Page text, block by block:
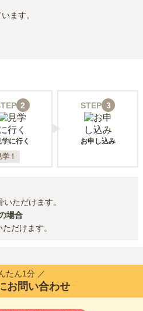
ます。
2
学に行く
STEP 3
お申し込み
！
ただけます。
場合
だけます。
たん1分 ／
お問い合わせ